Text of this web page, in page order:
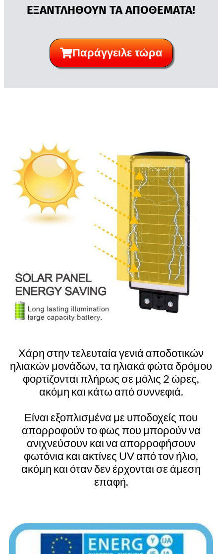
ΕΞΑΝΤΛΗΘΟΥΝ ΤΑ ΑΠΟΘΕΜΑΤΑ!
Παράγγειλε τώρα
Χάρη στην τελευταία γενιά αποδοτικών
ηλιακών μονάδων, τα ηλιακά φώτα δρόμου
φορτίζονται πλήρως σε μόλις 2 ώρες,
ακόμη και κάτω από συννεφιά.
Είναι εξοπλισμένα με υποδοχείς που
απορροφούν το φως που μπορούν να
ανιχνεύσουν και να απορροφήσουν
φωτόνια και ακτίνες UV από τον ήλιο,
ακόμη και όταν δεν έρχονται σε άμεση
επαφή.